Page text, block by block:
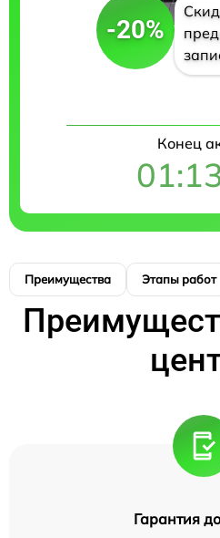
-20%
Конец
Преимущества Этапы работ
Гарантия